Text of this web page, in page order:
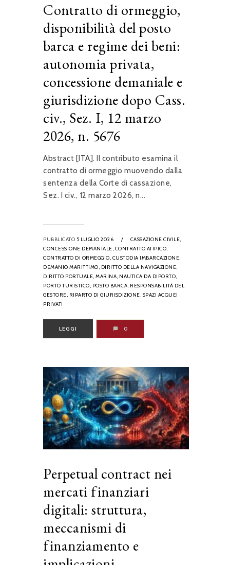
Contratto di ormeggio,
disponibilità del posto
barca e regime dei beni:
autonomia privata,
concessione demaniale e
giurisdizione dopo Cass.
civ., Sez. I, 12 marzo
2026, n. 5676
Abstract [ITA]. Il contributo esamina il
contratto di ormeggio muovendo dalla
sentenza della Corte di cassazione,
Sez. I civ., 12 marzo 2026, n...
PUBBLICATO 5 LUGLIO 2026 /
CASSAZIONE CIVILE,
CONCESSIONE DEMANIALE, CONTRATTO ATIPICO,
CONTRATTO DI ORMEGGIO, CUSTODIA IMBARCAZIONE,
DEMANIO MARITTIMO, DIRITTO DELLA NAVIGAZIONE,
DIRITTO PORTUALE, MARINA, NAUTICA DA DIPORTO,
PORTO TURISTICO, POSTO BARCA, RESPONSABILITÀ DEL
GESTORE, RIPARTO DI GIURISDIZIONE, SPAZI ACQUEI
PRIVATI
LEGGI 0
Perpetual contract nei
mercati finanziari
digitali: struttura,
meccanismi di
finanziamento e